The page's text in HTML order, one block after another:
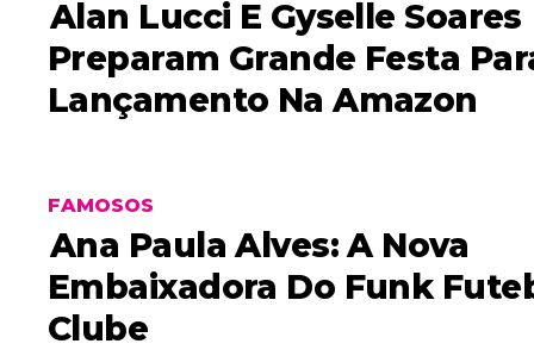
Alan Lucci E Gyselle Soares
Preparam Grande Festa
Lançamento Na Amazon
FAMOSOS
Ana Paula Alves: A Nova
Embaixadora Do Funk
Clube